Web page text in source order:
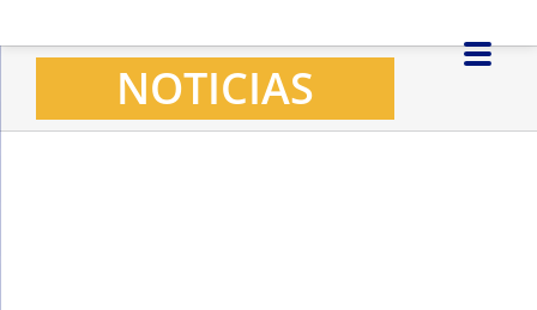
al
NOTICIAS